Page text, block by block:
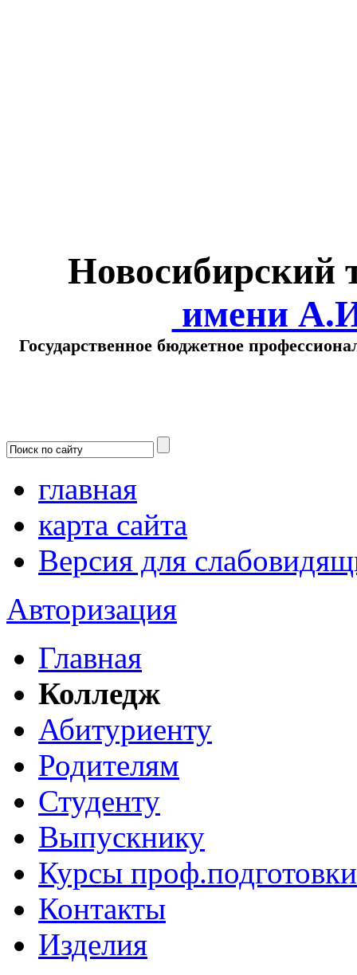
Новосибирский
имени
Государственное бюджетное
главная
карта сайта
Версия для
Авторизация
Главная
Колледж
Абитуриенту
Родителям
Студенту
Выпускнику
Курсы проф.подготовки
Контакты
Изделия